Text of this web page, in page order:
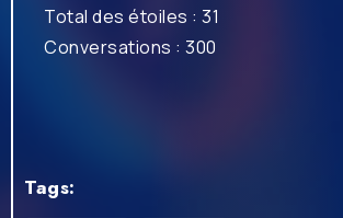
Total des étoiles : 31
Conversations : 300
Tags: